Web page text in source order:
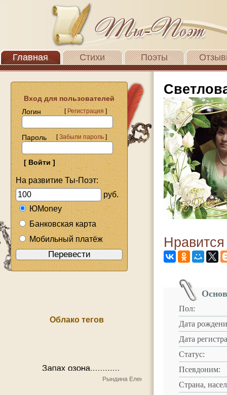
Главная Стихи Поэты
Вход для пользователей
Логин
[Регистрация]
Пароль [Забыли пароль]
На развитие Ты-Поэт:
руб.
ЮMoney
Банковская карта
Мобильный платёж
Облако тегов
Пол:
Дата
Дата
Статус:
Псевдоним:
Страна,